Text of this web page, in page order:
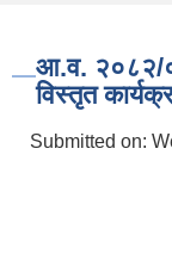
आ.व. २०८२/
विस्तृत
Submitted on: